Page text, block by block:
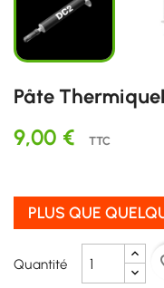
Pâte
9,00 € TTC
PLUS QUE
Quantité